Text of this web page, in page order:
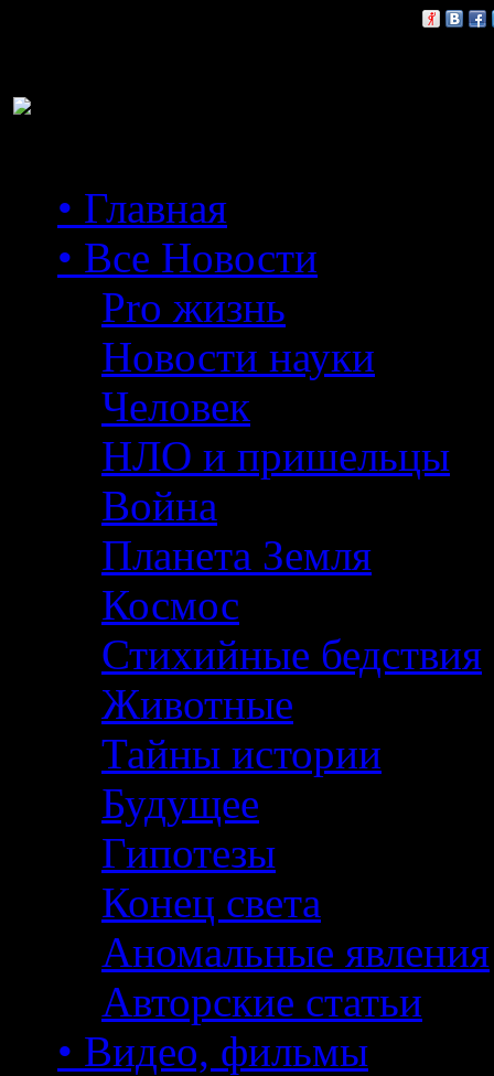
• Главная
• Все Новости
Pro жизнь
Новости науки
Человек
НЛО и пришельцы
Война
Планета Земля
Космос
Стихийные бедствия
Животные
Тайны истории
Будущее
Гипотезы
Конец света
Аномальные явления
Авторские статьи
• Видео, фильмы